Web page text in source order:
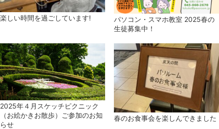
楽しい時間を過ごしています!
パソコン・スマホ教室 2025春の
生徒募集中！
2025年４月スケッチピクニック
（お絵かきお散歩）ご参加のお知
らせ
春のお食事会を楽しんできました